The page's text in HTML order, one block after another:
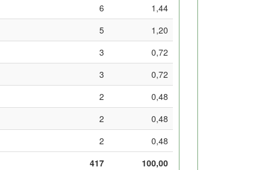
6
1,44
5
1,20
3
0,72
3
0,72
2
0,48
2
0,48
2
0,48
417
100,00